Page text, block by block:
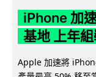
iPhone 加
基地 上年
Apple 加速將